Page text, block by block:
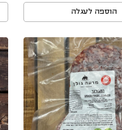
הוספה לעגלה